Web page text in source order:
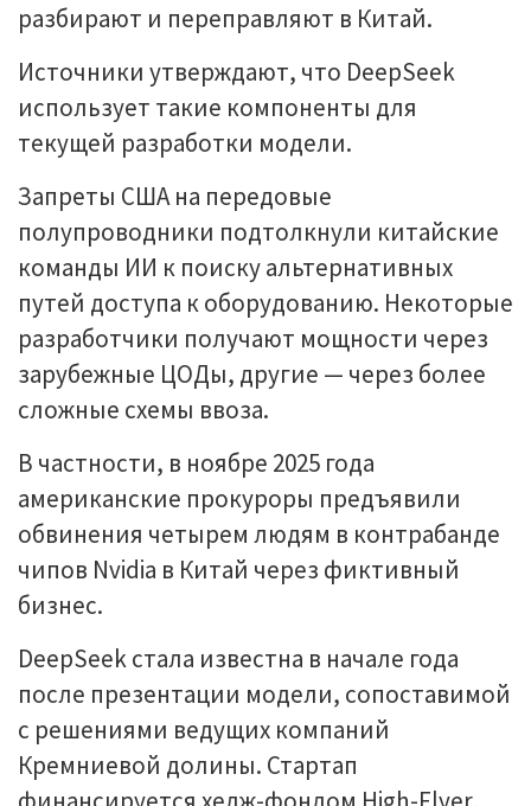
разбирают и переправляют в Китай.
Источники утверждают, что DeepSeek
использует такие компоненты для
текущей разработки модели.
Запреты США на передовые
полупроводники подтолкнули китайские
команды ИИ к поиску альтернативных
путей доступа к оборудованию. Некоторые
разработчики получают мощности через
зарубежные ЦОДы, другие — через более
сложные схемы ввоза.
В частности, в ноябре 2025 года
американские прокуроры предъявили
обвинения четырем людям в контрабанде
чипов Nvidia в Китай через фиктивный
бизнес.
DeepSeek стала известна в начале года
после презентации модели, сопоставимой
с решениями ведущих компаний
Кремниевой долины. Стартап